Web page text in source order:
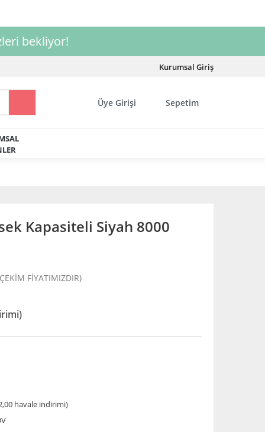
bekliyor!
Kurumsal Giriş
Üye Girişi Sepetim
Kapasiteli Siyah 8000
FİYATIMIZDIR)
havale indirimi)